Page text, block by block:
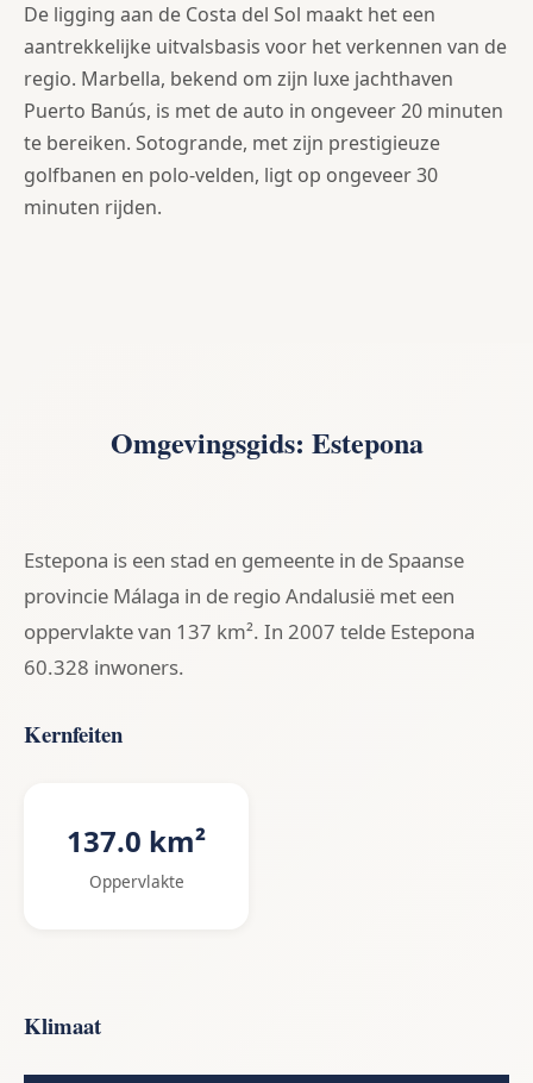
De ligging aan de Costa del Sol maakt het een
aantrekkelijke uitvalsbasis voor het verkennen van de
regio. Marbella, bekend om zijn luxe jachthaven
Puerto Banús, is met de auto in ongeveer 20 minuten
te bereiken. Sotogrande, met zijn prestigieuze
golfbanen en polo-velden, ligt op ongeveer 30
minuten rijden.
Omgevingsgids: Estepona
Estepona is een stad en gemeente in de Spaanse
provincie Málaga in de regio Andalusië met een
oppervlakte van 137 km². In 2007 telde Estepona
60.328 inwoners.
Kernfeiten
137.0 km²
Oppervlakte
Klimaat